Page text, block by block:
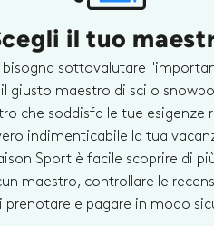
il tuo
bisogna sottovalutare
giusto maestro di sci o
che soddisfa le tue esigenze
indimenticabile la tua
Sport è facile scoprire di
maestro, controllare le
prenotare e pagare in modo